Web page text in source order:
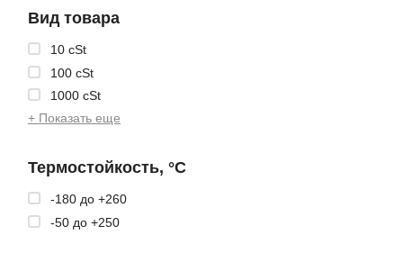
Вид товара
10 cSt
100 cSt
1000 cSt
+ Показать еще
Термостойкость, °C
-180 до +260
-50 до +250